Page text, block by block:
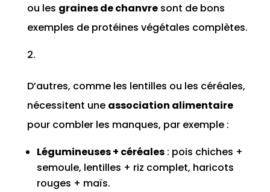
ou les graines de chanvresont de bons
exemples de protéines végétales complètes.
D’autres, comme les lentilles ou les céréales,
nécessitent une association alimentaire
pour combler les manques, par exemple :
Légumineuses + céréales: pois chiches +
semoule, lentilles + riz complet, haricots
rouges + maïs.